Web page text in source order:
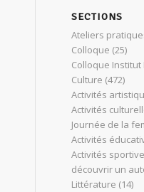
SECTIONS
Ateliers
Colloque (25)
Colloque Institut
Culture (472)
Activités
Activités
Journée de la
Activités
Activités
découvrir un
Littérature (14)